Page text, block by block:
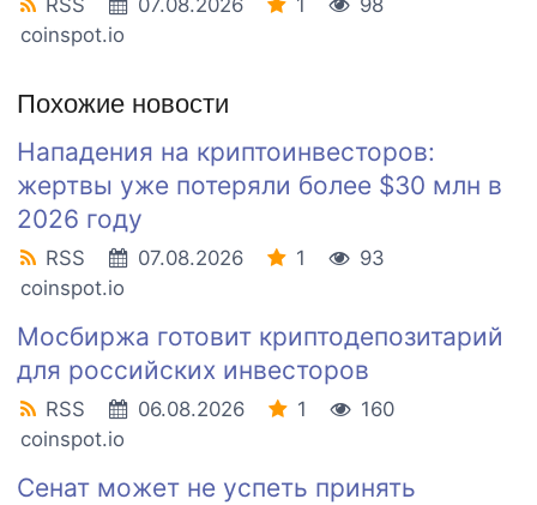
RSS 07.08.2026 1
98
coinspot.io
Похожие новости
Нападения на криптоинвесторов:
жертвы уже потеряли более $30 млн в
2026 году
RSS 07.08.2026 1
93
coinspot.io
Мосбиржа готовит криптодепозитарий
для российских инвесторов
RSS 06.08.2026 1
160
coinspot.io
Сенат может не успеть принять